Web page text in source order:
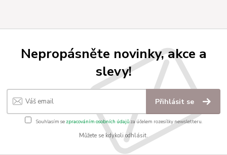
Nepropásněte novinky, akce a
slevy!
Přihlásit se
Souhlasím se zpracováním osobních údajůza účelem rozesílky newsletteru.
Můžete se kdykoli odhlásit.